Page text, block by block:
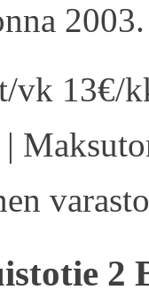
2003.
vk 13€/
2